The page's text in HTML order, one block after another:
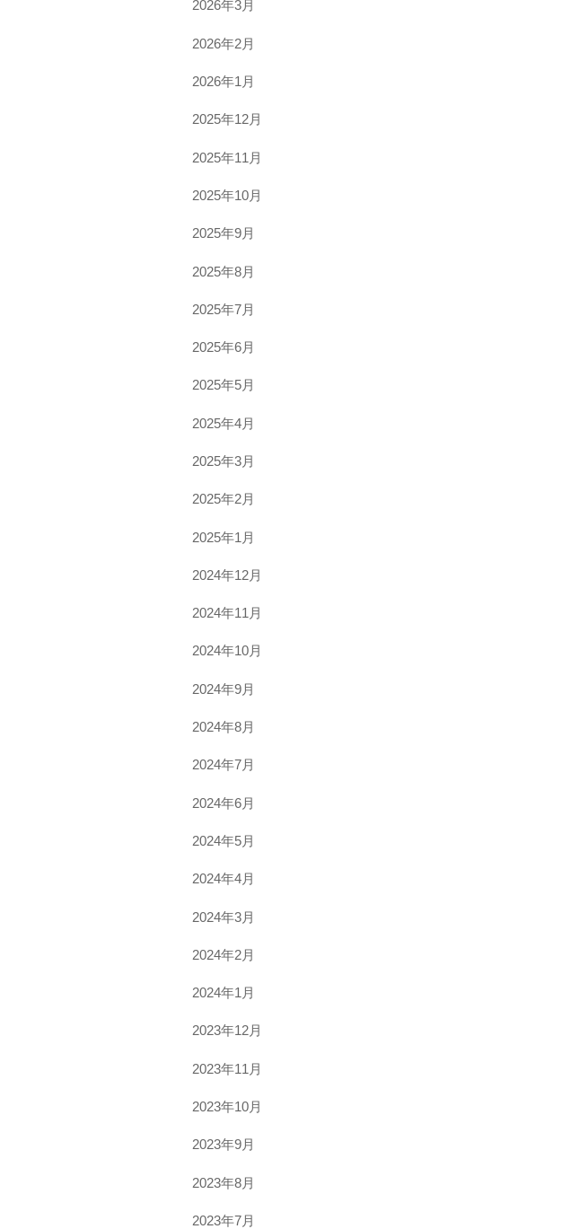
2026年3月
2026年2月
2026年1月
2025年12月
2025年11月
2025年10月
2025年9月
2025年8月
2025年7月
2025年6月
2025年5月
2025年4月
2025年3月
2025年2月
2025年1月
2024年12月
2024年11月
2024年10月
2024年9月
2024年8月
2024年7月
2024年6月
2024年5月
2024年4月
2024年3月
2024年2月
2024年1月
2023年12月
2023年11月
2023年10月
2023年9月
2023年8月
2023年7月